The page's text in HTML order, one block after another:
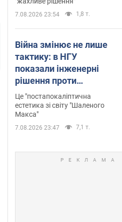
7.08.2026 23:54 1,8 т.
Війна змінює не лише
тактику: в НГУ
показали інженерні
рішення проти
російських FPV-дронів.
Фото
Це "постапокаліптична
естетика зі світу "Шаленого
Макса"
7.08.2026 23:47 7,1 т.